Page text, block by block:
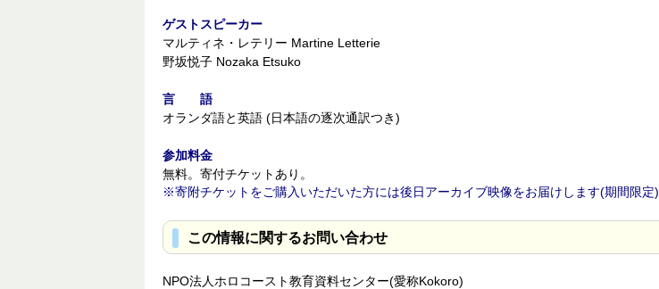
ゲストスピーカー
マルティネ・レテリー Martine Letterie
野坂悦子 Nozaka Etsuko
言 語
オランダ語と英語 (日本語の逐次通訳つき)
参加料金
無料。寄付チケットあり。
寄附チケットをご購入いただいた方には後日アーカイブ映像をお届けします(期間限定)
この情報に関するお問い合わせ
NPO法人ホロコースト教育資料センター(愛称Kokoro)